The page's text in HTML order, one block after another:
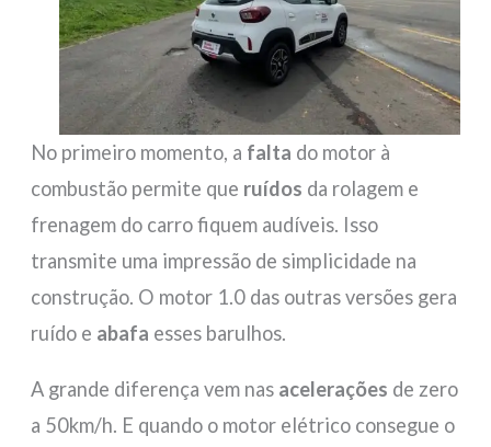
No primeiro momento, a falta do motor à
combustão permite que ruídos da rolagem e
frenagem do carro fiquem audíveis. Isso
transmite uma impressão de simplicidade na
construção. O motor 1.0 das outras versões gera
ruído e abafa esses barulhos.
A grande diferença vem nas acelerações de zero
a 50km/h. E quando o motor elétrico consegue o